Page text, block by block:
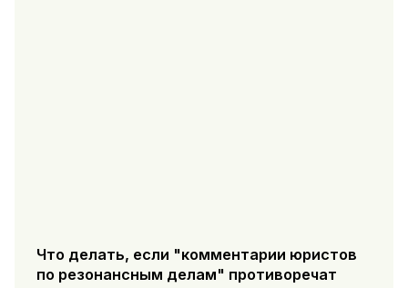
Что делать, если "комментарии юристов
по резонансным делам" противоречат